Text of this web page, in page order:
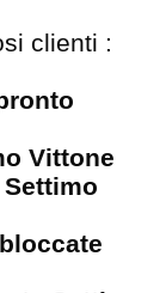
clienti :
Vittone